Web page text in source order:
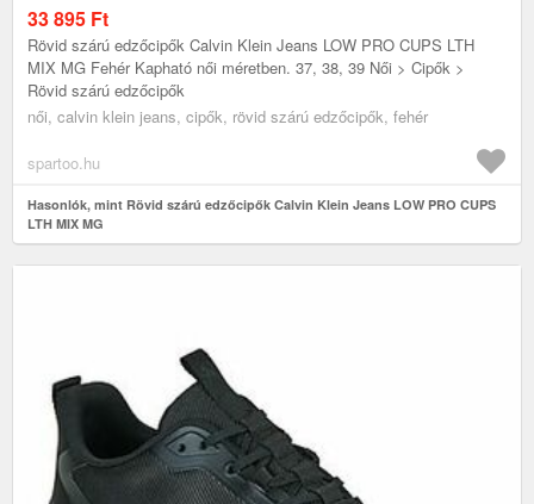
33 895 Ft
Rövid szárú edzőcipők Calvin Klein Jeans LOW PRO CUPS LTH
MIX MG Fehér Kapható női méretben. 37, 38, 39 Női > Cipők >
Rövid szárú edzőcipők
női, calvin klein jeans, cipők, rövid szárú edzőcipők, fehér
spartoo.hu
Hasonlók, mint Rövid szárú edzőcipők Calvin Klein Jeans LOW PRO CUPS
LTH MIX MG